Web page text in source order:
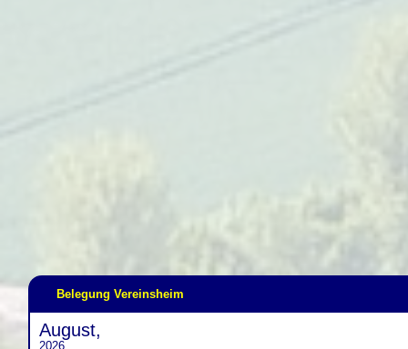
Belegung Vereinsheim
August,
2026